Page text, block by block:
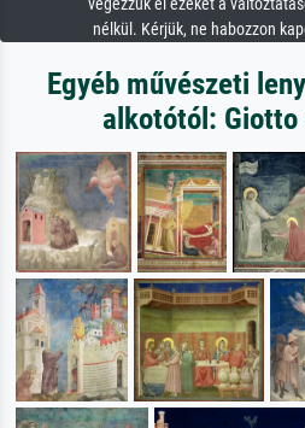
nélkül. Kérjük, ne habozzon
Egyéb művészeti
alkotótól: Giotto